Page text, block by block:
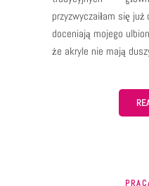
przyzwyczaiłam się
doceniają mojego
że akryle nie mają
nie mają duszy, że
Niektórzy, początkowo
obrazami, zupełnie
dowiadują się, użyte